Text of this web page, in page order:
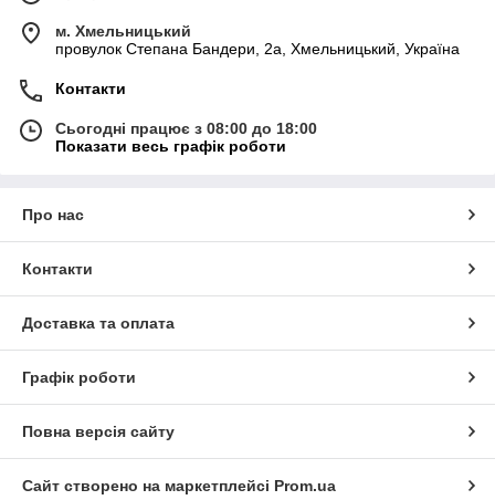
м. Хмельницький
провулок Степана Бандери, 2a, Хмельницький, Україна
Контакти
Сьогодні працює з 08:00 до 18:00
Показати весь графік роботи
Про нас
Контакти
Доставка та оплата
Графік роботи
Повна версія сайту
Сайт створено на маркетплейсі Prom.ua